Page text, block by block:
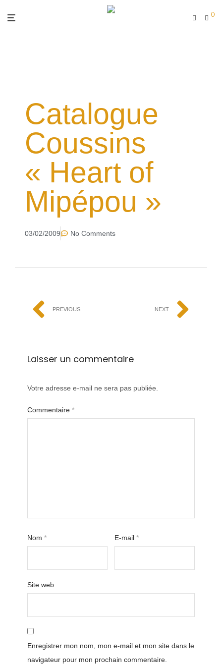
0
Catalogue
Coussins
« Heart of
Mipépou »
03/02/2009 No Comments
PREVIOUS NEXT
Laisser un commentaire
Votre adresse e-mail ne sera pas publiée.
Commentaire *
Nom * E-mail *
Site web
Enregistrer mon nom, mon e-mail et mon site dans le
navigateur pour mon prochain commentaire.